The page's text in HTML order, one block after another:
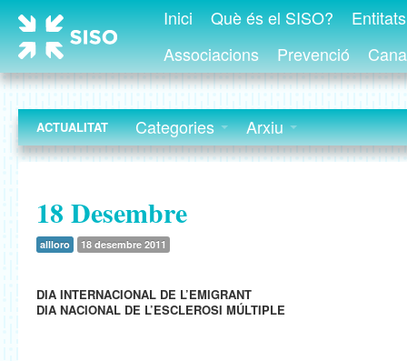
Inici Què és el SISO?
Associacions
Prevenció
ACTUALITAT Categories Arxiu
18 Desembre
allloro 18 desembre 2011
DIA INTERNACIONAL DE L’EMIGRANT
DIA NACIONAL DE L’ESCLEROSI MÚLTIPLE